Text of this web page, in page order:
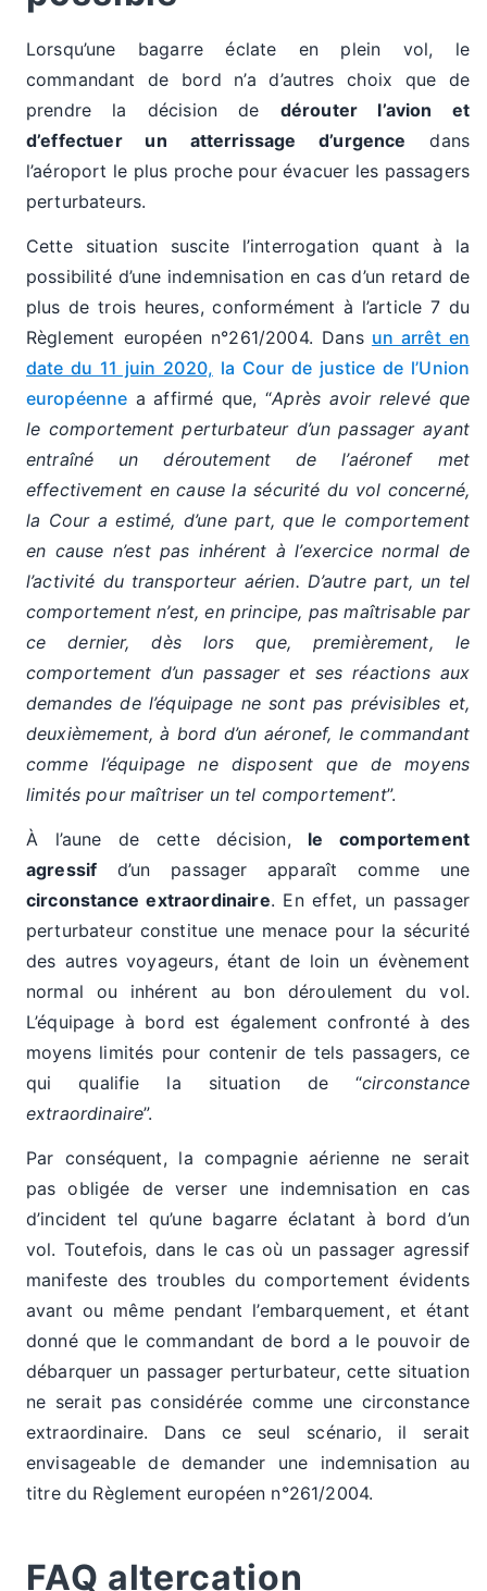
Lorsqu’une bagarre éclate en plein vol, le
commandant de bord n’a d’autres choix que de
prendre la décision de dérouter l’avion et
d’effectuer un atterrissage d’urgence dans
l’aéroport le plus proche pour évacuer les passagers
perturbateurs.
Cette situation suscite l’interrogation quant à la
possibilité d’une indemnisation en cas d’un retard de
plus de trois heures, conformément à l’article 7 du
Règlement européen n°261/2004. Dans un arrêt en
date du 11 juin 2020, la Cour de justice de l’Union
européenne a affirmé que, “Après avoir relevé que
le comportement perturbateur d’un passager ayant
entraîné un déroutement de l’aéronef met
effectivement en cause la sécurité du vol concerné,
la Cour a estimé, d’une part, que le comportement
en cause n’est pas inhérent à l’exercice normal de
l’activité du transporteur aérien. D’autre part, un tel
comportement n’est, en principe, pas maîtrisable par
ce dernier, dès lors que, premièrement, le
comportement d’un passager et ses réactions aux
demandes de l’équipage ne sont pas prévisibles et,
deuxièmement, à bord d’un aéronef, le commandant
comme l’équipage ne disposent que de moyens
limités pour maîtriser un tel comportement”.
À l’aune de cette décision, le comportement
agressif d’un passager apparaît comme une
circonstance extraordinaire. En effet, un passager
perturbateur constitue une menace pour la sécurité
des autres voyageurs, étant de loin un évènement
normal ou inhérent au bon déroulement du vol.
L’équipage à bord est également confronté à des
moyens limités pour contenir de tels passagers, ce
qui qualifie la situation de “circonstance
extraordinaire”.
Par conséquent, la compagnie aérienne ne serait
pas obligée de verser une indemnisation en cas
d’incident tel qu’une bagarre éclatant à bord d’un
vol. Toutefois, dans le cas où un passager agressif
manifeste des troubles du comportement évidents
avant ou même pendant l’embarquement, et étant
donné que le commandant de bord a le pouvoir de
débarquer un passager perturbateur, cette situation
ne serait pas considérée comme une circonstance
extraordinaire. Dans ce seul scénario, il serait
envisageable de demander une indemnisation au
titre du Règlement européen n°261/2004.
FAQ altercation